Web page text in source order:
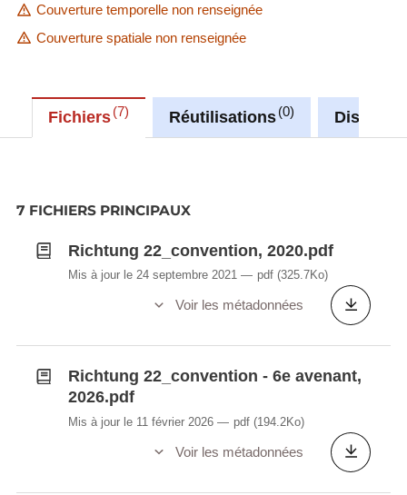
Couverture temporelle non renseignée
Couverture spatiale non renseignée
Fichiers 7 Réutilisations 0
7 FICHIERS PRINCIPAUX
Richtung 22_convention, 2020.pdf
Mis à jour le 24 septembre 2021 pdf (325.7Ko)
Voir les métadonnées
Richtung 22_convention - 6e avenant,
2026.pdf
Mis à jour le 11 février 2026 pdf (194.2Ko)
Voir les métadonnées